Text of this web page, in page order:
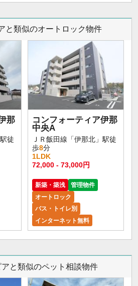
と類似のオートロック物件
那
徒
コンフォーティア伊那
中央A
ＪＲ飯田線「伊那北」駅徒
歩8分
1LDK
72,000 - 73,000円
新築・築浅
管理物件
オートロック
バス・トイレ別
インターネット無料
と類似のペット相談物件